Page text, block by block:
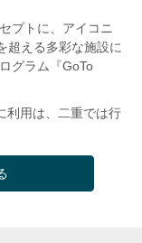
プトに、アイコニ
超える多彩な施設に
グラム『GoTo
利用は、二重では行